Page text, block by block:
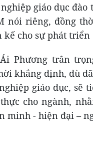
giáo dục
nói riêng, đồng
kế cho sự phát triển
Phương trân
khẳng định, dù
giáo dục, sẽ
cho ngành,
minh - hiện đại –